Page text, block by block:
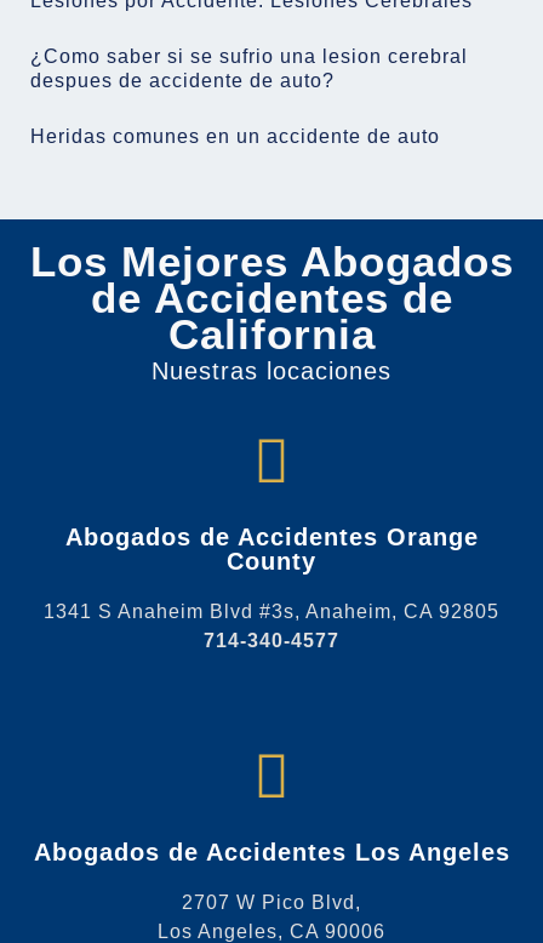
¿Como saber si se sufrio una lesion cerebral
despues de accidente de auto?
Heridas comunes en un accidente de auto
Los Mejores Abogados
de Accidentes de
California
Nuestras locaciones
Abogados de Accidentes Orange
County
1341 S Anaheim Blvd #3s, Anaheim, CA 92805
714-340-4577
Abogados de Accidentes Los Angeles
2707 W Pico Blvd,
Los Angeles, CA 90006